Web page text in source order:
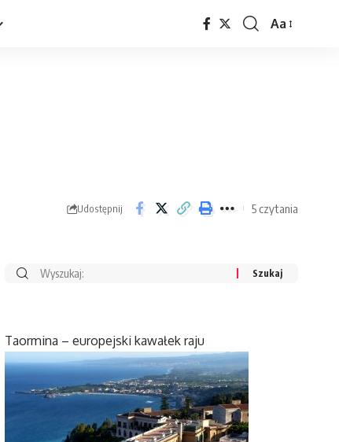
Aa
Udostępnij 5 czytania
Taormina – europejski kawałek raju